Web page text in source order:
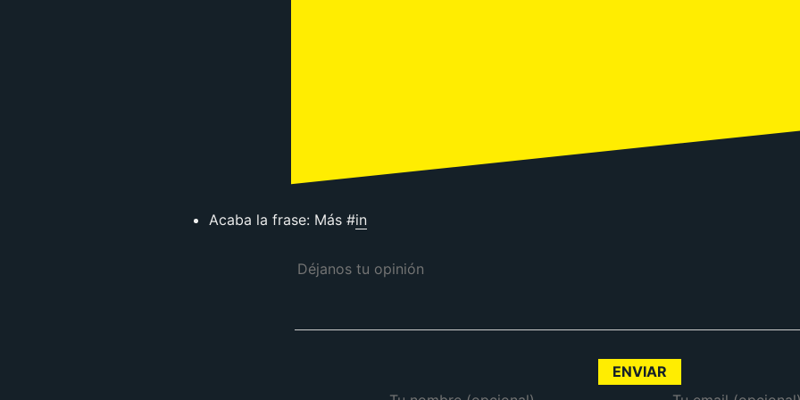
Acaba la frase: Más #in